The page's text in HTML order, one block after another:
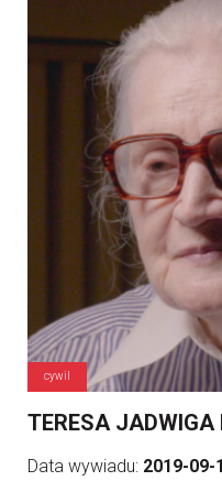
cywil
TERESA
Data wywiadu: 2019-09-